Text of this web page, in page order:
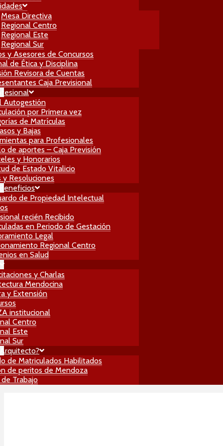
Mesa Directiva
Regional Centro
Regional Este
Regional Sur
y Asesores de Concursos
de Ética y Disciplina
Revisora de Cuentas
Caja Previsional
Autogestión
por Primera vez
de Matrículas
y Bajas
para Profesionales
de aportes – Caja Previsión
y Honorarios
de Estado Vitalicio
y Resoluciones
de Propiedad Intelectual
recién Recibido
en Periodo de Gestación
Legal
Regional Centro
en Salud
y Charlas
Mendocina
y Extensión
institucional
Centro
Este
Sur
de Matriculados Habilitados
de peritos de Mendoza
Trabajo